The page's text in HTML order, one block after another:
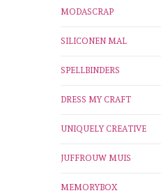
MODASCRAP
SILICONEN MAL
SPELLBINDERS
DRESS MY CRAFT
UNIQUELY CREATIVE
JUFFROUW MUIS
MEMORYBOX